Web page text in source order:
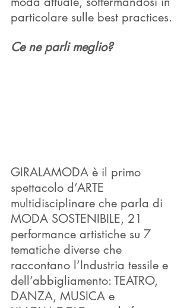
particolare sulle best practices.
Ce ne parli meglio?
GIRALAMODA è il primo
spettacolo d’ARTE
multidisciplinare che parla di
MODA SOSTENIBILE, 21
performance artistiche su 7
tematiche diverse che
raccontano l’Industria tessile e
dell’abbigliamento: TEATRO,
DANZA, MUSICA e